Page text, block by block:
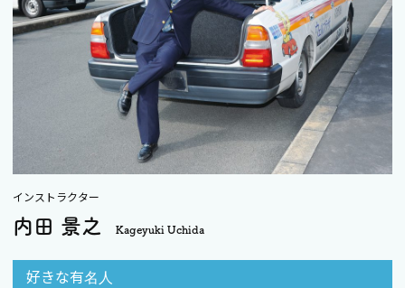
インストラクター
内田 景之 Kageyuki Uchida
好きな有名人